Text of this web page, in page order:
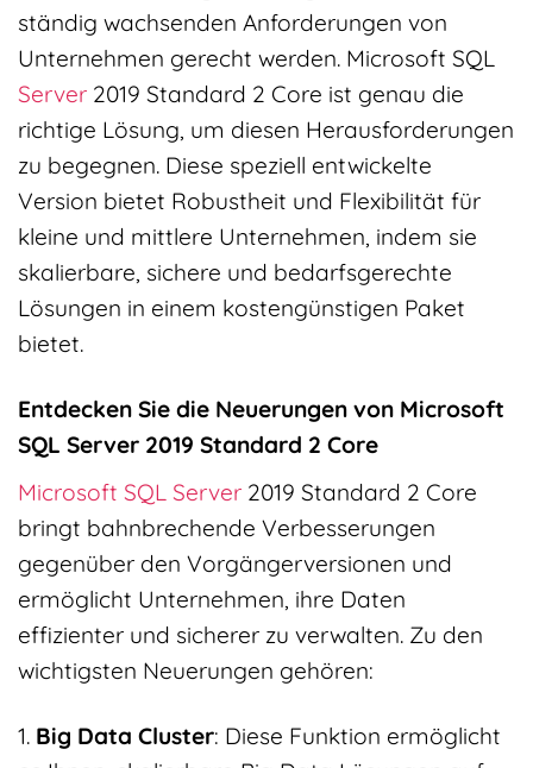
ständig wachsenden Anforderungen von
Unternehmen gerecht werden. Microsoft SQL
Server 2019 Standard 2 Core ist genau die
richtige Lösung, um diesen Herausforderungen
zu begegnen. Diese speziell entwickelte
Version bietet Robustheit und Flexibilität für
kleine und mittlere Unternehmen, indem sie
skalierbare, sichere und bedarfsgerechte
Lösungen in einem kostengünstigen Paket
bietet.
Entdecken Sie die Neuerungen von Microsoft
SQL Server 2019 Standard 2 Core
Microsoft SQL Server 2019 Standard 2 Core
bringt bahnbrechende Verbesserungen
gegenüber den Vorgängerversionen und
ermöglicht Unternehmen, ihre Daten
effizienter und sicherer zu verwalten. Zu den
wichtigsten Neuerungen gehören:
1. Big Data Cluster: Diese Funktion ermöglicht